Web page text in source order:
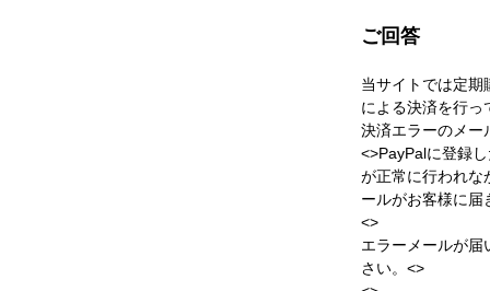
ご回答
当サイトでは定期
による決済を行っ
決済エラーのメー
<>PayPalに登録
が正常に行われな
ールがお客様に届
<>
エラーメールが届
さい。<>